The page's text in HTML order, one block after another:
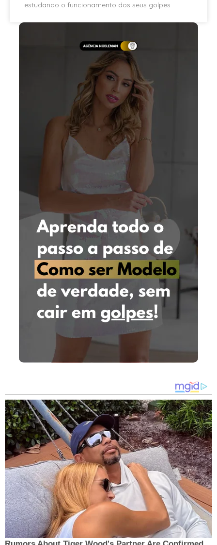
estudando o funcionamento dos seus golpes